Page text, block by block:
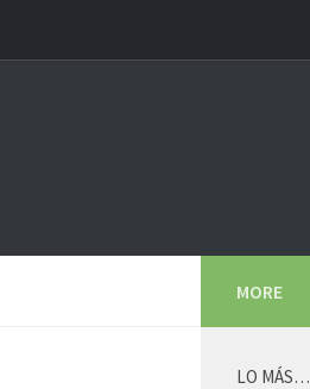
MORE
LO MÁS…